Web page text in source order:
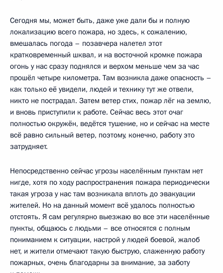
Сегодня мы, может быть, даже уже дали бы и полную
локализацию всего пожара, но здесь, к сожалению,
вмешалась погода – позавчера налетел этот
кратковременный шквал, и на восточной кромке пожара
огонь у нас сразу поднялся и верхом меньше чем за час
прошёл четыре километра. Там возникла даже опасность –
как только её увидели, людей и технику тут же отвели,
никто не пострадал. Затем ветер стих, пожар лёг на землю,
и вновь приступили к работе. Сейчас весь этот очаг
полностью окружён, ведётся тушение, но и сейчас на месте
всё равно сильный ветер, поэтому, конечно, работу это
затрудняет.
Непосредственно сейчас угрозы населённым пунктам нет
нигде, хотя по ходу распространения пожара периодически
такая угроза у нас там возникала вплоть до эвакуации
жителей. Но на данный момент всё удалось полностью
отстоять. Я сам регулярно выезжаю во все эти населённые
пункты, общаюсь с людьми – все относятся с полным
пониманием к ситуации, настрой у людей боевой, жалоб
нет, и жители отмечают такую быструю, слаженную работу
пожарных, очень благодарны за внимание, за заботу